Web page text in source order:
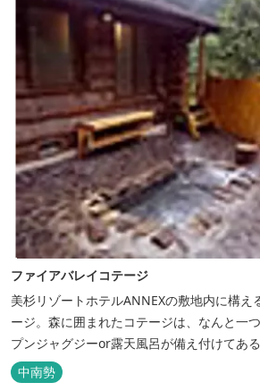
ファイアバレイコテージ
美杉リゾートホテルANNEXの敷地内に構え
ージ。森に囲まれたコテージは、なんと一
プンジャグジーor露天風呂が備え付けてあ
時間をお過ごしください。
中南勢